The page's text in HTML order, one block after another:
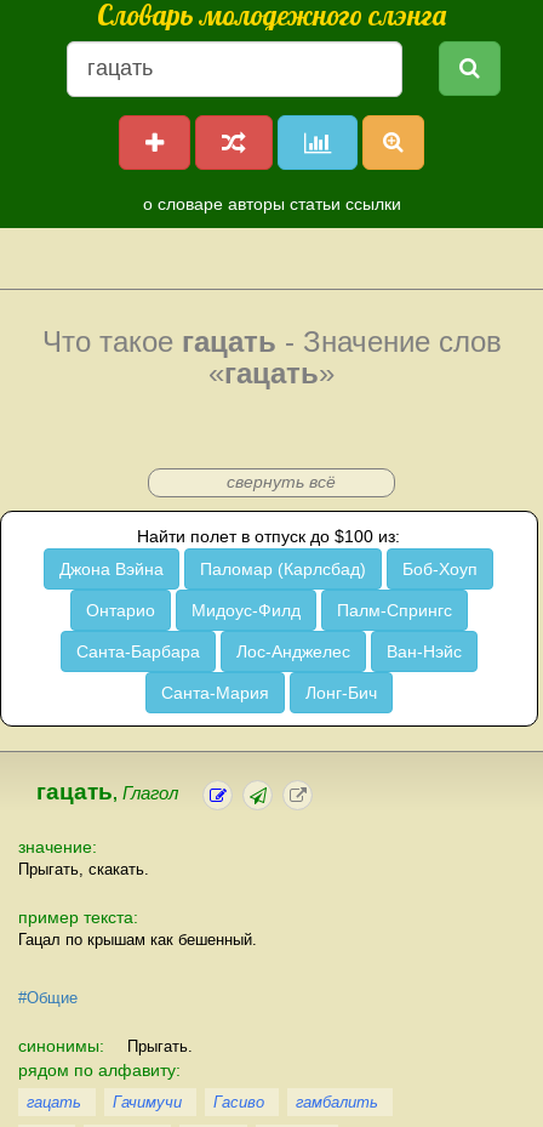
Словарь молодежного слэнга
о словаре авторы статьи ссылки
Что такое гацать - Значение слов
«гацать»
свернуть всё
Найти полет в отпуск до $100 из:
Джона Вэйна
Паломар (Карлсбад) Боб-Хоуп
Онтарио Мидоус-Филд Палм-Спрингс
Санта-Барбара Лос-Анджелес Ван-Нэйс
Санта-Мария Лонг-Бич
гацать, Глагол
значение:
Прыгать, скакать.
пример текста:
Гацал по крышам как бешенный.
#Общие
синонимы: Прыгать.
рядом по алфавиту:
гацать Гачимучи Гасиво
гамбалить